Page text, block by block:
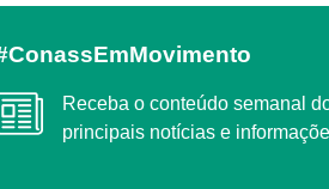
#ConassEmMovimento
Receba o conteúdo semanal do Conass com as
principais notícias e